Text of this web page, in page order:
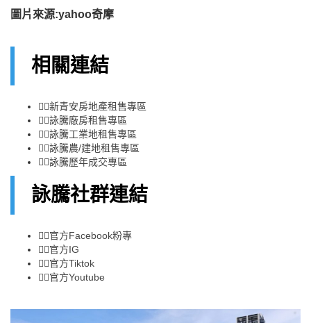
圖片來源:yahoo奇摩
相關連結
👉🏻新青安房地產租售專區
👉🏻詠騰廠房租售專區
👉🏻詠騰工業地租售專區
👉🏻詠騰農/建地租售專區
👉🏻詠騰歷年成交專區
詠騰社群連結
👉🏻官方Facebook粉專
👉🏻官方IG
👉🏻官方Tiktok
👉🏻官方Youtube